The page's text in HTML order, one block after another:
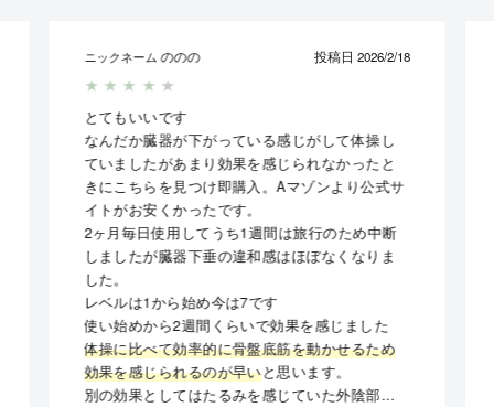
ニックネーム ののの 投稿日 2026/2/18
★ ★ ★ ★ ★
とてもいいです
なんだか臓器が下がっている感じがして体操し
ていましたがあまり効果を感じられなかったと
きにこちらを見つけ即購入。Aマゾンより公式サ
イトがお安くかったです。
2ヶ月毎日使用してうち1週間は旅行のため中断
しましたが臓器下垂の違和感はほぼなくなりま
した。
レベルは1から始め今は7です
使い始めから2週間くらいで効果を感じました
体操に比べて効率的に骨盤底筋を動かせるため
効果を感じられるのが早いと思います。
別の効果としてはたるみを感じていた外陰部が